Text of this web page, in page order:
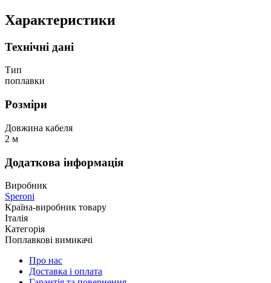
Характеристики
Технічні дані
Тип
поплавки
Розміри
Довжина кабеля
2 м
Додаткова інформація
Виробник
Speroni
Країна-виробник товару
Італія
Категорія
Поплавкові вимикачі
Про нас
Доставка і оплата